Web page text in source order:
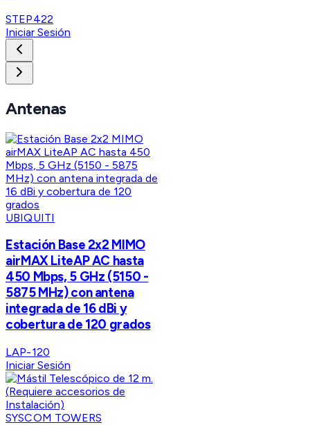
STEP422
Iniciar Sesión
Antenas
UBIQUITI
Estación Base 2x2 MIMO
airMAX LiteAP AC hasta
450 Mbps, 5 GHz (5150 -
5875 MHz) con antena
integrada de 16 dBi y
cobertura de 120 grados
LAP-120
Iniciar Sesión
SYSCOM TOWERS